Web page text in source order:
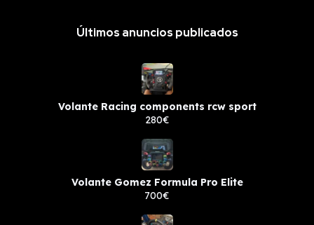
Últimos anuncios publicados
Volante Racing components rcw sport
280€
Volante Gomez Formula Pro Elite
700€